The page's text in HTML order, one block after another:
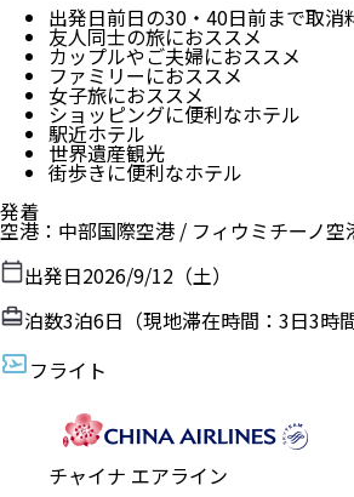
出発日前日の30・40日前まで取消
友人同士の旅におススメ
カップルやご夫婦におススメ
ファミリーにおススメ
女子旅におススメ
ショッピングに便利なホテル
駅近ホテル
世界遺産観光
街歩きに便利なホテル
発着
空港 ： 中部国際空港 / フィウミチーノ空
出発日2026/9/12（土）
泊数3泊6日（現地滞在時間： 3日3時
フライト
チャイナ エアライン